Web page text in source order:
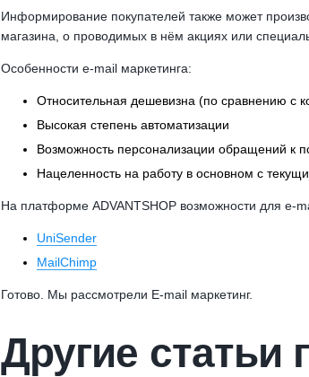
Информирование покупателей также может
магазина, о проводимых в нём акциях или
Особенности e-mail маркетинга:
Относительная дешевизна (по сравнению с
Высокая степень автоматизации
Возможность персонализации обращений к
Нацеленность на работу в основном с
На платформе ADVANTSHOP возможности для e-
UniSender
MailChimp
Готово. Мы рассмотрели E-mail маркетинг.
Другие статьи